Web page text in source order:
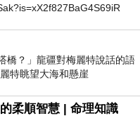
橋？」龍疆對梅麗特說話的語
特眺望大海和懸崖
柔順智慧 | 命理知識